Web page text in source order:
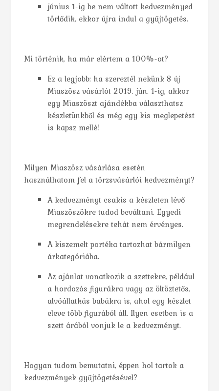
június 1-ig be nem váltott kedvezményed
törlődik, ekkor újra indul a gyűjtögetés.
Mi történik, ha már elértem a 100%-ot?
Ez a legjobb: ha szereztél nekünk 8 új
Miaszösz vásárlót 2019. jún. 1-ig, akkor
egy Miaszöszt ajándékba választhatsz
készletünkből és még egy kis meglepetést
is kapsz mellé!
Milyen Miaszösz vásárlása esetén
használhatom fel a törzsvásárlói kedvezményt?
A kedvezményt csakis a készleten lévő
Miaszöszökre tudod beváltani. Egyedi
megrendelésekre tehát nem érvényes.
A kiszemelt portéka tartozhat bármilyen
árkategóriába.
Az ajánlat vonatkozik a szettekre, például
a hordozós figurákra vagy az öltöztetős,
alvóállatkás babákra is, ahol egy készlet
eleve több figurából áll. Ilyen esetben is a
szett árából vonjuk le a kedvezményt.
Hogyan tudom bemutatni, éppen hol tartok a
kedvezmények gyűjtögetésével?